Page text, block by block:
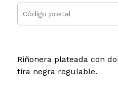
Riñonera plateada con
tira negra regulable.